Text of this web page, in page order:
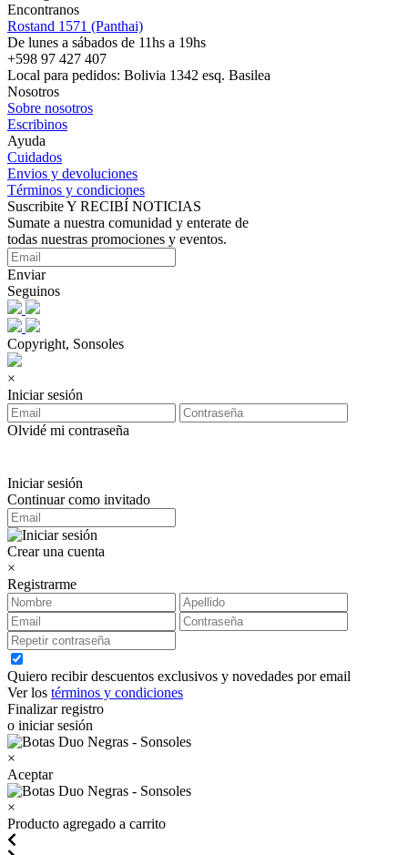
Encontranos
Rostand 1571 (Panthai)
De lunes a sábados de 11hs a 19hs
+598 97 427 407
Local para pedidos: Bolivia 1342 esq. Basilea
Nosotros
Sobre nosotros
Escribinos
Ayuda
Cuidados
Envios y devoluciones
Términos y condiciones
Suscribite Y RECIBÍ NOTICIAS
Sumate a nuestra comunidad y enterate de
todas nuestras promociones y eventos.
Enviar
Seguinos
Copyright, Sonsoles
×
Iniciar sesión
Olvidé mi contraseña
Iniciar sesión
Continuar como invitado
Crear una cuenta
×
Registrarme
Quiero recibir descuentos exclusivos y novedades por email
Ver los términos y condiciones
Finalizar registro
o iniciar sesión
×
Aceptar
×
Producto agregado a carrito